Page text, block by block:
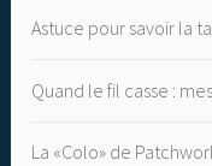
Astuce pour savoir la
Quand le fil casse :
La «Colo» de